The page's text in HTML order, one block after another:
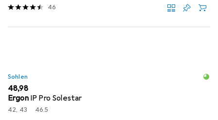
46
Sohlen
EUR
48,98
Ergon IP Pro Solestar
42, 43 46.5